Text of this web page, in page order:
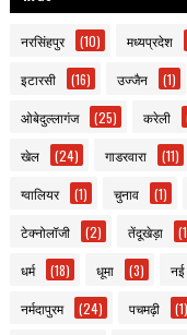
नरसिंहपुर (10) मध्यप्रदेश
इटारसी (16) उज्जैन (1)
ओबेदुल्लागंज (25) करेली
खेल (24) गाडरवारा (11)
ग्वालियर (1) चुनाव (1)
टेक्नोलॉजी (2) तेंदूखेड़ा
धर्म (18) धूमा (3) नई
नर्मदापुरम (24) पचमढ़ी (1)